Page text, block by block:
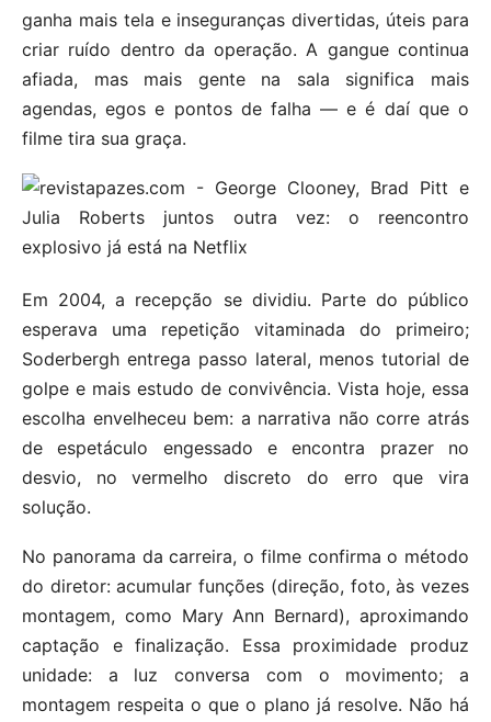
ganha mais tela e inseguranças divertidas, úteis para
criar ruído dentro da operação. A gangue continua
afiada, mas mais gente na sala significa mais
agendas, egos e pontos de falha — e é daí que o
filme tira sua graça.
Em 2004, a recepção se dividiu. Parte do público
esperava uma repetição vitaminada do primeiro;
Soderbergh entrega passo lateral, menos tutorial de
golpe e mais estudo de convivência. Vista hoje, essa
escolha envelheceu bem: a narrativa não corre atrás
de espetáculo engessado e encontra prazer no
desvio, no vermelho discreto do erro que vira
solução.
No panorama da carreira, o filme confirma o método
do diretor: acumular funções (direção, foto, às vezes
montagem, como Mary Ann Bernard), aproximando
captação e finalização. Essa proximidade produz
unidade: a luz conversa com o movimento; a
montagem respeita o que o plano já resolve. Não há